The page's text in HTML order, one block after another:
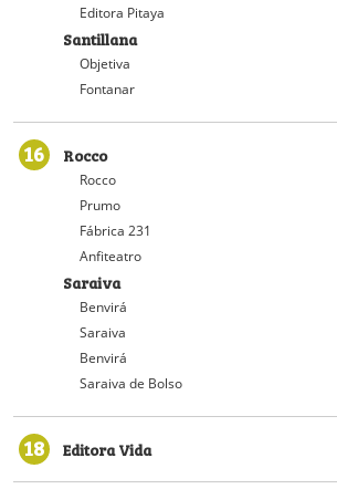
Editora Pitaya
Santillana
Objetiva
Fontanar
16 Rocco
Rocco
Prumo
Fábrica 231
Anfiteatro
Saraiva
Benvirá
Saraiva
Benvirá
Saraiva de Bolso
18 Editora Vida